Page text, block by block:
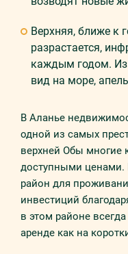
Верхняя, ближе к
разрастается,
каждым годом. Из
вид на море,
В Аланье
одной из самых
верхней Обы многие
доступными ценами.
район для
инвестиций
в этом районе
аренде как на